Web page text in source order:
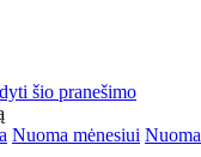
šio pranešimo
Nuoma mėnesiui